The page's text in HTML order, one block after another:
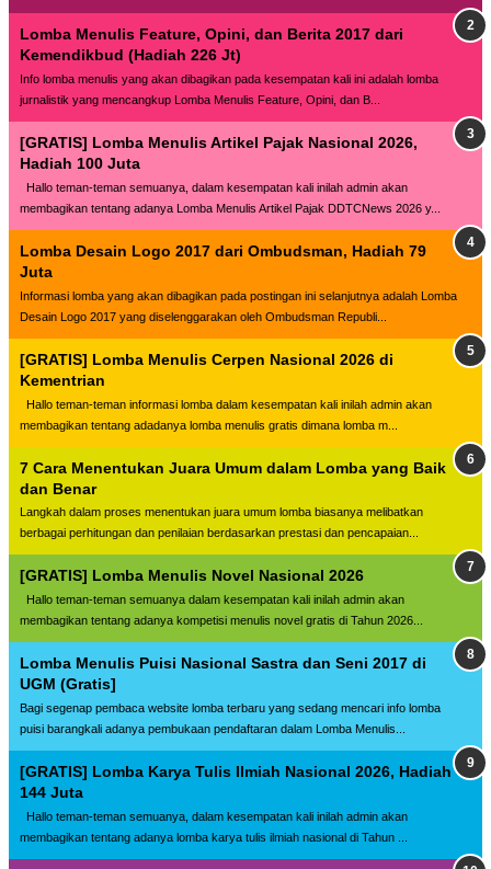
Lomba Menulis Feature, Opini, dan Berita 2017 dari
Kemendikbud (Hadiah 226 Jt)
Info lomba menulis yang akan dibagikan pada kesempatan kali ini adalah lomba
jurnalistik yang mencangkup Lomba Menulis Feature, Opini, dan B...
[GRATIS] Lomba Menulis Artikel Pajak Nasional 2026,
Hadiah 100 Juta
Hallo teman-teman semuanya, dalam kesempatan kali inilah admin akan
membagikan tentang adanya Lomba Menulis Artikel Pajak DDTCNews 2026 y...
Lomba Desain Logo 2017 dari Ombudsman, Hadiah 79
Juta
Informasi lomba yang akan dibagikan pada postingan ini selanjutnya adalah Lomba
Desain Logo 2017 yang diselenggarakan oleh Ombudsman Republi...
[GRATIS] Lomba Menulis Cerpen Nasional 2026 di
Kementrian
Hallo teman-teman informasi lomba dalam kesempatan kali inilah admin akan
membagikan tentang adadanya lomba menulis gratis dimana lomba m...
7 Cara Menentukan Juara Umum dalam Lomba yang Baik
dan Benar
Langkah dalam proses menentukan juara umum lomba biasanya melibatkan
berbagai perhitungan dan penilaian berdasarkan prestasi dan pencapaian...
[GRATIS] Lomba Menulis Novel Nasional 2026
Hallo teman-teman semuanya dalam kesempatan kali inilah admin akan
membagikan tentang adanya kompetisi menulis novel gratis di Tahun 2026...
Lomba Menulis Puisi Nasional Sastra dan Seni 2017 di
UGM (Gratis]
Bagi segenap pembaca website lomba terbaru yang sedang mencari info lomba
puisi barangkali adanya pembukaan pendaftaran dalam Lomba Menulis...
[GRATIS] Lomba Karya Tulis Ilmiah Nasional 2026, Hadiah
144 Juta
Hallo teman-teman semuanya, dalam kesempatan kali inilah admin akan
membagikan tentang adanya lomba karya tulis ilmiah nasional di Tahun ...